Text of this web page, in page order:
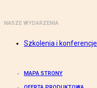
NASZE WYDARZENIA
Szkolenia i konferencje
MAPA STRONY